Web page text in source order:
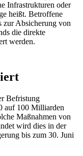
Infrastrukturen oder
heißt. Betroffene
zur Absicherung von
die direkte
werden.
Befristung
auf 100 Milliarden
Maßnahmen von
wird dies in der
bis zum 30. Juni